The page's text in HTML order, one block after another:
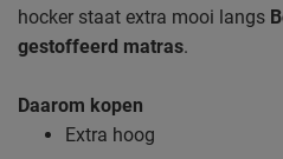
hocker staat extra mooi langs
gestoffeerd matras.
Daarom kopen
Extra hoog